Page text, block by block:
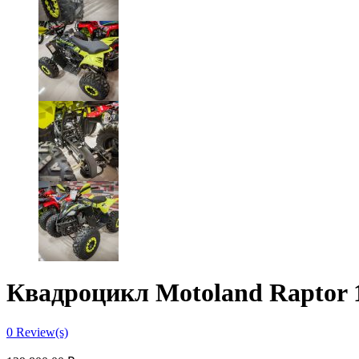
Квадроцикл Motoland Raptor
0 Review(s)